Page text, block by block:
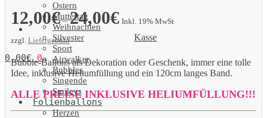
Kasse
0,00€ 0
Ostern
Muttertag
Weihnachten
Silvester
Sport
Airwalker
Bubbles
Singende
Smileys
Folienballons
Herzen
12,00€–24,00€ Inkl. 19% MwSt
zzgl. Liefergebühr
Bubble-Ballons als Dekoration oder Geschenk, immer eine tolle
Idee, inklusive Heliumfüllung und ein 120cm langes Band.
ALLE PREISE INKLUSIVE HELIUMFÜLLUNG!!!